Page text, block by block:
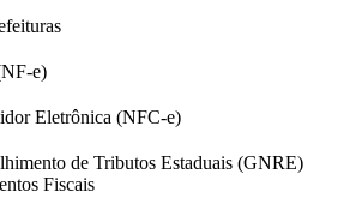
e)
Eletrônica (NFC-e)
de Tributos Estaduais (GNRE)
Fiscais